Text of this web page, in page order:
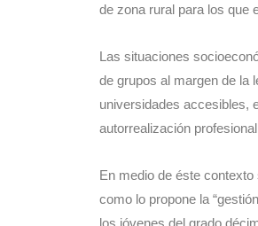
de zona rural para los que
Las situaciones
de grupos al margen de la
universidades accesibles,
autorrealización
En medio de éste
como lo propone la
los jóvenes del grado